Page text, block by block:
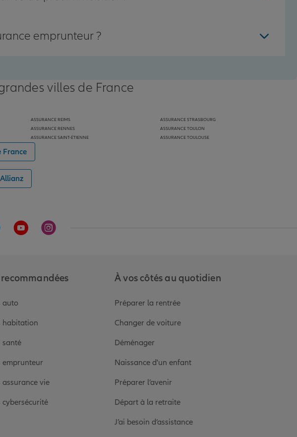
emprunteur ?
villes de France
ASSURANCE REIMS
ASSURANCE RENNES
ASSURANCE SAINT-ÉTIENNE
ASSURANCE STRASBOURG
ASSURANCE TOULON
ASSURANCE TOULOUSE
France
de Allianz
page Twitter de Allianz
sur la page Linkedin de Allianz
Aller sur la page Youtube de Allianz
Aller sur la page Instagram de Allianz
auto
habitation
santé
emprunteur
assurance vie
cybersécurité
À vos côtés au quotidien
Préparer la rentrée
Changer de voiture
Déménager
Naissance d'un enfant
Préparer l’avenir
Départ à la retraite
J’ai besoin d’assistance